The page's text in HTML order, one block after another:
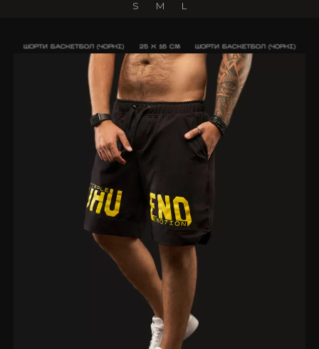
S M L
ШОРТИ БАСКЕТБОЛ (ЧОРНІ) 25 X 16 CM ШОРТИ БАСКЕТБОЛ (ЧОРНІ)